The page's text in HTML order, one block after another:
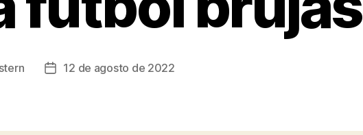
Fecha12 de agosto de 2022